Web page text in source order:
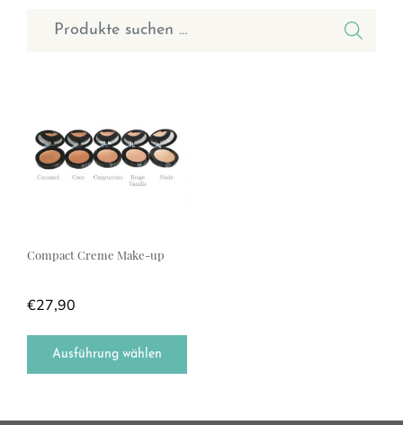
Suchen nach:
Compact Creme Make-up
€27,90
Ausführung wählen